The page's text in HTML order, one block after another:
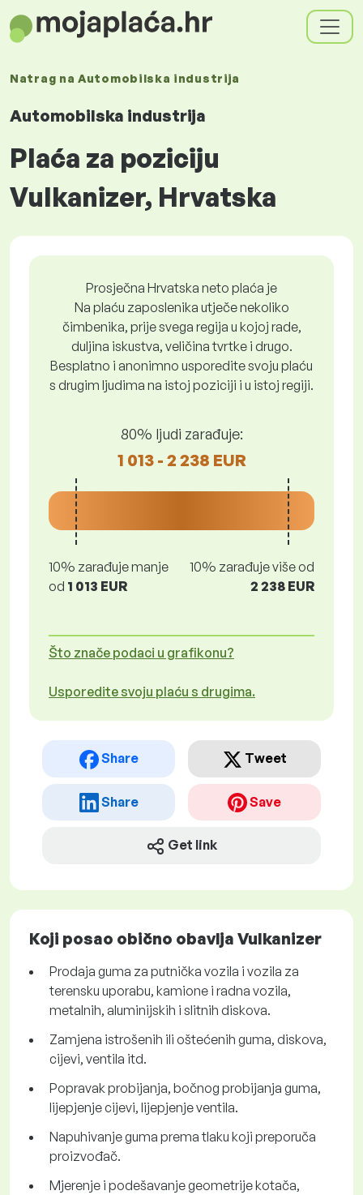
Natrag na Automobilska industrija
Automobilska industrija
Plaća za poziciju
Vulkanizer, Hrvatska
Prosječna Hrvatska neto plaća je
Na plaću zaposlenika utječe nekoliko
čimbenika, prije svega regija u kojoj rade,
duljina iskustva, veličina tvrtke i drugo.
Besplatno i anonimno usporedite svoju plaću
s drugim ljudima na istoj poziciji i u istoj regiji.
80% ljudi zarađuje:
1 013 - 2 238 EUR
10% zarađuje manje
od 1 013 EUR
10% zarađuje više od
2 238 EUR
Što znače podaci u grafikonu?
Usporedite svoju plaću s drugima.
Share Tweet
Share Save
Get link
Koji posao obično obavlja Vulkanizer
Prodaja guma za putnička vozila i vozila za
terensku uporabu, kamione i radna vozila,
metalnih, aluminijskih i slitnih diskova.
Zamjena istrošenih ili oštećenih guma, diskova,
cijevi, ventila itd.
Popravak probijanja, bočnog probijanja guma,
lijepjenje cijevi, lijepjenje ventila.
Napuhivanje guma prema tlaku koji preporuča
proizvođač.
Mjerenje i podešavanje geometrije kotača,